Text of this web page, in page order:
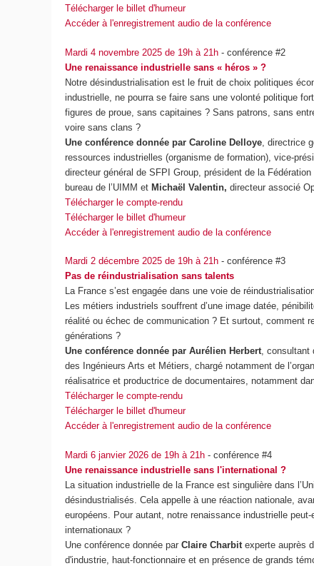
Télécharger le billet d'humeur
Accéder à l'enregistrement audio de la conférence
Mardi 4 novembre 2025 de 19h à 21h - conférence #2
Une renaissance industrielle sans « héros » ?
Notre désindustrialisation est le fruit de choix politiques
industrielle, ne pourra se faire sans une volonté politique
figures de proue, sans capitaines ? Sans patrons, sans
voire sans clans ?
Une conférence donnée par Caroline Delloye , directrice
ressources industrielles (organisme de formation), vice-
directeur général de SFPI Group, président de la
bureau de l’UIMM etMichaël Valentin,directeur associé
Télécharger le compte-rendu
Télécharger le billet d'humeur
Accéder à l'enregistrement audio de la conférence
Mardi 2 décembre 2025 de 19h à 21h- conférence #3
Pas de réindustrialisation sans talents
La France s’est engagée dans une voie de
Les métiers industriels souffrent d’une image datée,
réalité ou échec de communication ? Et surtout, comment
générations ?
Une conférence donnée par Aurélien Herbert, consultant
des Ingénieurs Arts et Métiers, chargé notamment de
réalisatrice et productrice de documentaires, notamment
Télécharger le compte-rendu
Télécharger le billet d'humeur
Accéder à l'enregistrement audio de la conférence
Mardi 6 janvier 2026 de 19h à 21h- conférence #4
Une renaissance industrielle sans l'international ?
La situation industrielle de la France est singulière dans
désindustrialisés. Cela appelle à une réaction nationale,
européens. Pour autant, notre renaissance industrielle
internationaux ?
Une conférence donnée parClaire Charbit experte auprès
d'industrie, haut-fonctionnaire et en présence de grands